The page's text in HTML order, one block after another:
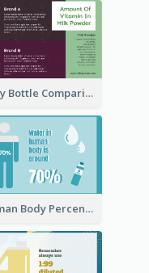
Baby Bottle Comparison Information
Human Body Percentage Clipart